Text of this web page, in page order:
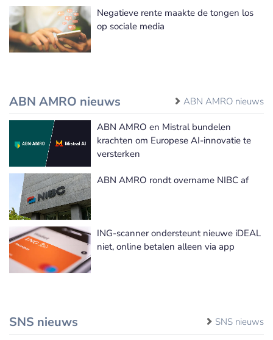
Negatieve rente maakte de tongen los
op sociale media
ABN AMRO nieuws ABN AMRO nieuws
ABN AMRO en Mistral bundelen
krachten om Europese AI-innovatie te
versterken
ABN AMRO rondt overname NIBC af
ING-scanner ondersteunt nieuwe iDEAL
niet, online betalen alleen via app
SNS nieuws SNS nieuws